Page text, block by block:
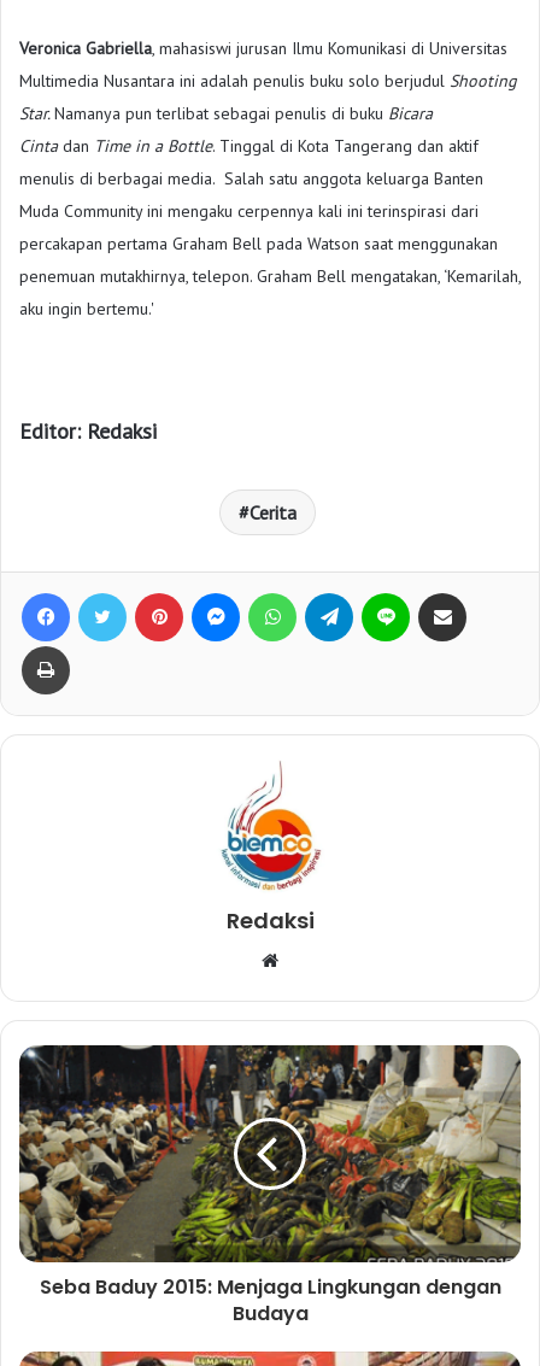
Veronica Gabriella, mahasiswi jurusan Ilmu Komunikasi di Universitas
Multimedia Nusantara ini adalah penulis buku solo berjudul Shooting
Star.Namanya pun terlibat sebagai penulis di buku Bicara
Cintadan Time in a Bottle. Tinggal di Kota Tangerang dan aktif
menulis di berbagai media. Salah satu anggota keluarga Banten
Muda Community ini mengaku cerpennya kali ini terinspirasi dari
percakapan pertama Graham Bell pada Watson saat menggunakan
penemuan mutakhirnya, telepon. Graham Bell mengatakan, ‘Kemarilah,
aku ingin bertemu.'
Editor: Redaksi
Cerita
Redaksi
b
s
i
t
e
Seba Baduy 2015: Menjaga Lingkungan dengan
Budaya